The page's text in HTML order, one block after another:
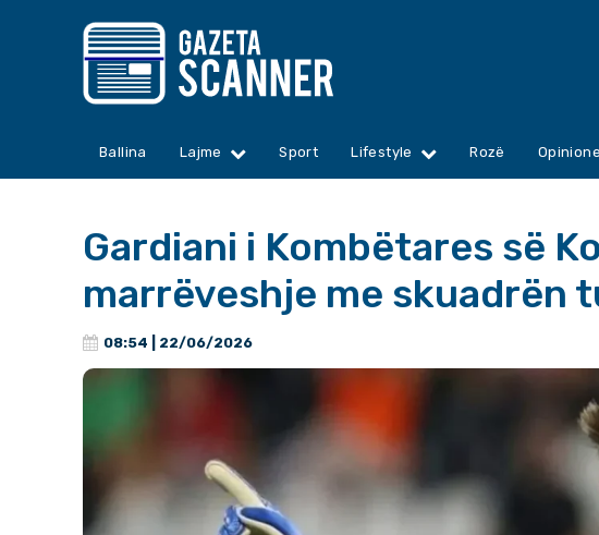
Ballina Lajme Sport Lifestyle Rozë Opinione
Gardiani i Kombëtares së
marrëveshje me skuadrën
08:54 | 22/06/2026